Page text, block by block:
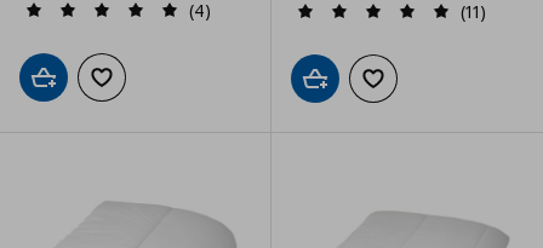
(4)
Προσθήκη στο καλάθι
Προσθήκη στα αγαπημένα
(11)
Προσθήκη στο καλάθι
Προσθήκη στα